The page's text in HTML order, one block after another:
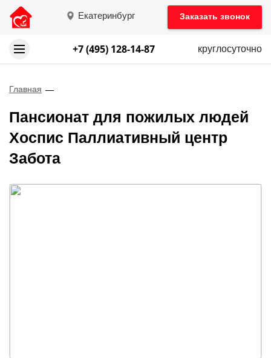
Екатеринбург Заказать звонок
+7 (495) 128-14-87 круглосуточно
Главная
Пансионат для пожилых людей
Хоспис Паллиативный центр
Забота